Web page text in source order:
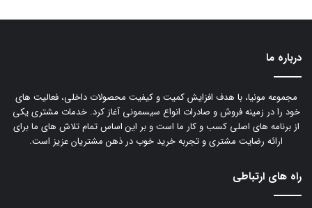
درباره ما
مجموعه مونیا، با هدف افزایش کمیت و کیفیت محصولات داخلی، فعالیت های
خود را در زمینه فروش و صادرات انواع سیسمونی آغاز کرد. خدمات مشتری یکی
از برنامه های اصلی کسب و کار ما است و بر این اساس تمام تلاش های ما برای
ارائه رضایت مشتری و تجربه خرید خوب در ذهن مشتریان عزیز است.
راه های ارتباطی